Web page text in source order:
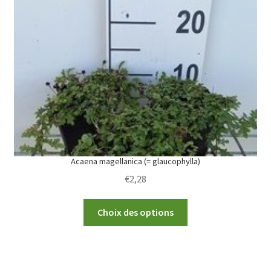
may
be
on
the
product
page
Acaena magellanica (= glaucophylla)
€2,28
Choix des options